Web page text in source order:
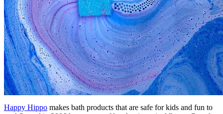
Happy Hippo makes bath products that are safe for kids and fun to